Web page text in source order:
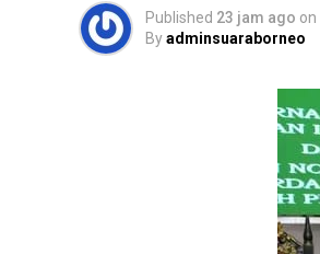
Published 23 jam ago on
Byadminsuaraborneo